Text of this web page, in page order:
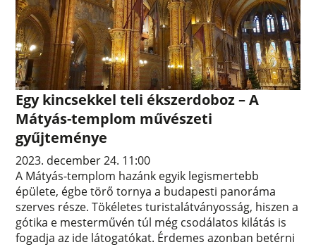
Egy kincsekkel teli ékszerdoboz – A
Mátyás-templom művészeti
gyűjteménye
2023. december 24. 11:00
A Mátyás-templom hazánk egyik legismertebb
épülete, égbe törő tornya a budapesti panoráma
szerves része. Tökéletes turistalátványosság, hiszen a
gótika e mesterművén túl még csodálatos kilátás is
fogadja az ide látogatókat. Érdemes azonban betérni